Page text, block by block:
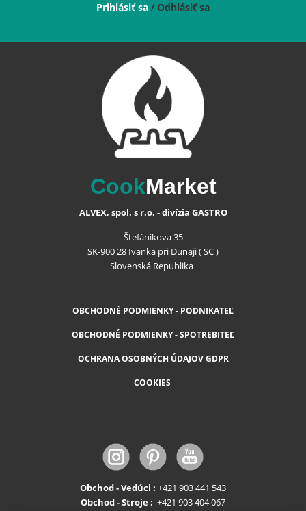
Prihlásiť sa / Odhlásiť sa
CookMarket
ALVEX, spol. s r.o. - divízia GASTRO
Štefánikova 35
SK-900 28 Ivanka pri Dunaji ( SC )
Slovenská Republika
OBCHODNÉ PODMIENKY - PODNIKATEĽ
OBCHODNÉ PODMIENKY - SPOTREBITEĽ
OCHRANA OSOBNÝCH ÚDAJOV GDPR
COOKIES
Obchod - Vedúci : +421 903 441 543
Obchod - Stroje : +421 903 404 067